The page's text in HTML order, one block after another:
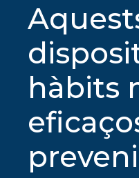
hàbits